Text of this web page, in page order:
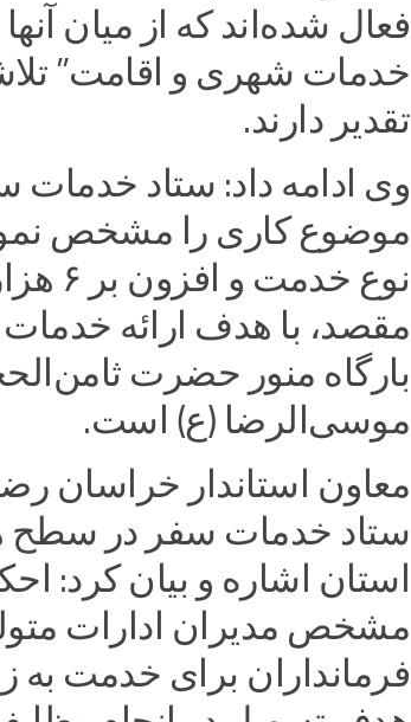
فعال شده‌اند که از میان
خدمات شهری و اقامت”
تقدیر دارند.
نوع
مقصد، با هدف ارائه خدمات
بارگاه منور حضرت
موسی‌الرضا (ع) است.
معاون استاندار خراسان
ستاد خدمات سفر در سطح
استان اشاره و بیان کرد:
مشخص مدیران ادارات
فرمانداران برای خدمت به